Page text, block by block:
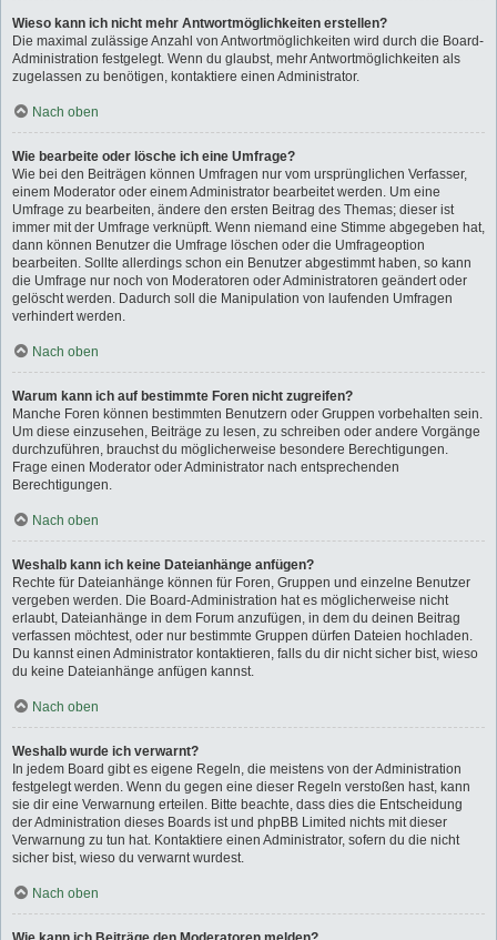
Wieso kann ich nicht mehr Antwortmöglichkeiten erstellen?
Die maximal zulässige Anzahl von Antwortmöglichkeiten wird durch die Board-
Administration festgelegt. Wenn du glaubst, mehr Antwortmöglichkeiten als
zugelassen zu benötigen, kontaktiere einen Administrator.
Nach oben
Wie bearbeite oder lösche ich eine Umfrage?
Wie bei den Beiträgen können Umfragen nur vom ursprünglichen Verfasser,
einem Moderator oder einem Administrator bearbeitet werden. Um eine
Umfrage zu bearbeiten, ändere den ersten Beitrag des Themas; dieser ist
immer mit der Umfrage verknüpft. Wenn niemand eine Stimme abgegeben hat,
dann können Benutzer die Umfrage löschen oder die Umfrageoption
bearbeiten. Sollte allerdings schon ein Benutzer abgestimmt haben, so kann
die Umfrage nur noch von Moderatoren oder Administratoren geändert oder
gelöscht werden. Dadurch soll die Manipulation von laufenden Umfragen
verhindert werden.
Nach oben
Warum kann ich auf bestimmte Foren nicht zugreifen?
Manche Foren können bestimmten Benutzern oder Gruppen vorbehalten sein.
Um diese einzusehen, Beiträge zu lesen, zu schreiben oder andere Vorgänge
durchzuführen, brauchst du möglicherweise besondere Berechtigungen.
Frage einen Moderator oder Administrator nach entsprechenden
Berechtigungen.
Nach oben
Weshalb kann ich keine Dateianhänge anfügen?
Rechte für Dateianhänge können für Foren, Gruppen und einzelne Benutzer
vergeben werden. Die Board-Administration hat es möglicherweise nicht
erlaubt, Dateianhänge in dem Forum anzufügen, in dem du deinen Beitrag
verfassen möchtest, oder nur bestimmte Gruppen dürfen Dateien hochladen.
Du kannst einen Administrator kontaktieren, falls du dir nicht sicher bist, wieso
du keine Dateianhänge anfügen kannst.
Nach oben
Weshalb wurde ich verwarnt?
In jedem Board gibt es eigene Regeln, die meistens von der Administration
festgelegt werden. Wenn du gegen eine dieser Regeln verstoßen hast, kann
sie dir eine Verwarnung erteilen. Bitte beachte, dass dies die Entscheidung
der Administration dieses Boards ist und phpBB Limited nichts mit dieser
Verwarnung zu tun hat. Kontaktiere einen Administrator, sofern du die nicht
sicher bist, wieso du verwarnt wurdest.
Nach oben